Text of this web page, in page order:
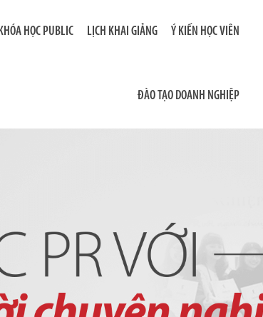
HỌC PUBLIC LỊCH KHAI GIẢNG Ý KIẾN HỌC VIÊN
ĐÀO TẠO DOANH NGHIỆP